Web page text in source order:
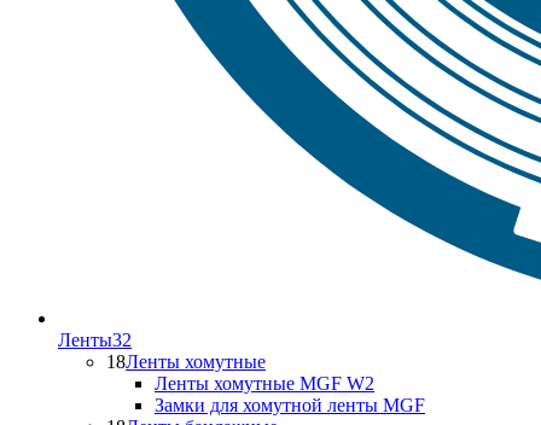
Ленты32
18Ленты хомутные
Ленты хомутные MGF W2
Замки для хомутной ленты MGF